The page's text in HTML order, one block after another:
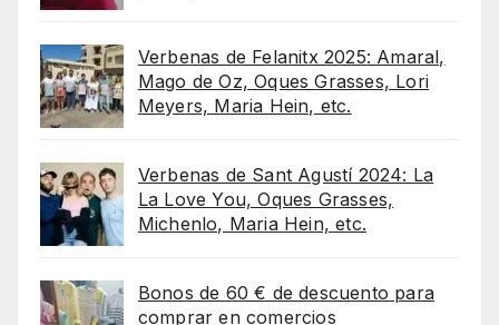
Verbenas de Felanitx 2025: Amaral,
Mago de Oz, Oques Grasses, Lori
Meyers, Maria Hein, etc.
Verbenas de Sant Agustí 2024: La
La Love You, Oques Grasses,
Michenlo, Maria Hein, etc.
Bonos de 60 € de descuento para
comprar en comercios